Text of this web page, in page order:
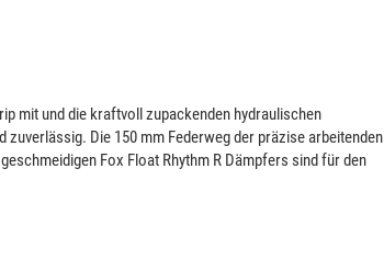
mit und die kraftvoll zupackenden hydraulischen
Die 150 mm Federweg der präzise arbeitenden
Fox Float Rhythm R Dämpfers sind für den